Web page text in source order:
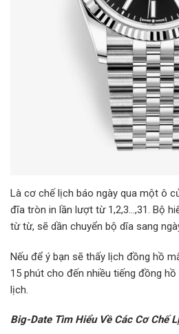
Là cơ chế lịch báo ngày qua một ô
đĩa tròn in lần lượt từ 1,2,3…,31. Bộ
từ từ, sẽ dần chuyển bộ dĩa sang
Nếu để ý bạn sẽ thấy lịch đồng hồ
15 phút cho đến nhiều tiếng đồng
lịch.
Big-Date Tìm Hiểu Về Các Cơ Chế